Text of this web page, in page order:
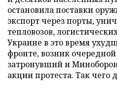
остановила поставки
экспорт через порты,
тепловозов,
Украине в это время
фронте, возник
затронувший и
акции протеста. Так чего